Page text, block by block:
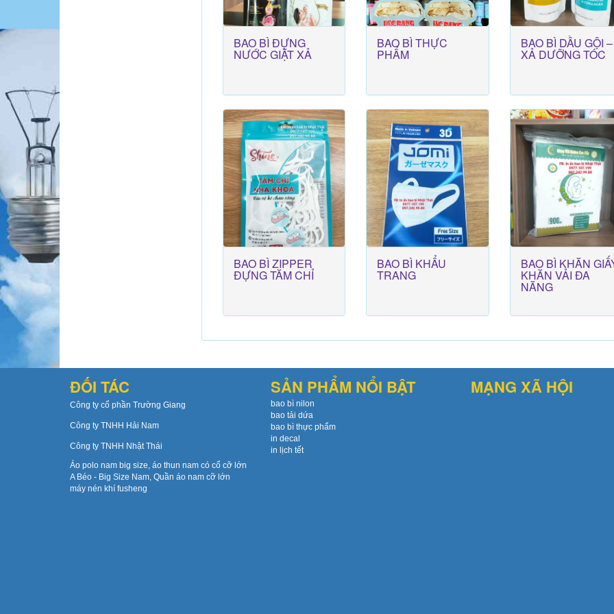
BAO BÌ ĐỰNG
NƯỚC GIẶT XẢ
BAO BÌ THỰC
PHẨM
BAO BÌ DẦU GỘI –
XẢ DƯỠNG TÓC
BAO BÌ ZIPPER
ĐỰNG TĂM CHỈ
BAO BÌ KHẨU
TRANG
BAO BÌ KHĂN
KHĂN VẢI ĐA
NĂNG
ĐỐI TÁC
Công ty cổ phần Trường Giang
Công ty TNHH Hải Nam
Công ty TNHH Nhật Thái
Áo polo nam big size, áo thun nam có cổ cỡ lớn
A Béo - Big Size Nam, Quần áo nam cỡ lớn
máy nén khí fusheng
SẢN PHẨM NỔI BẬT
bao bì nilon
bao tải dứa
bao bì thực phẩm
in decal
in lịch tết
MẠNG XÃ HỘI